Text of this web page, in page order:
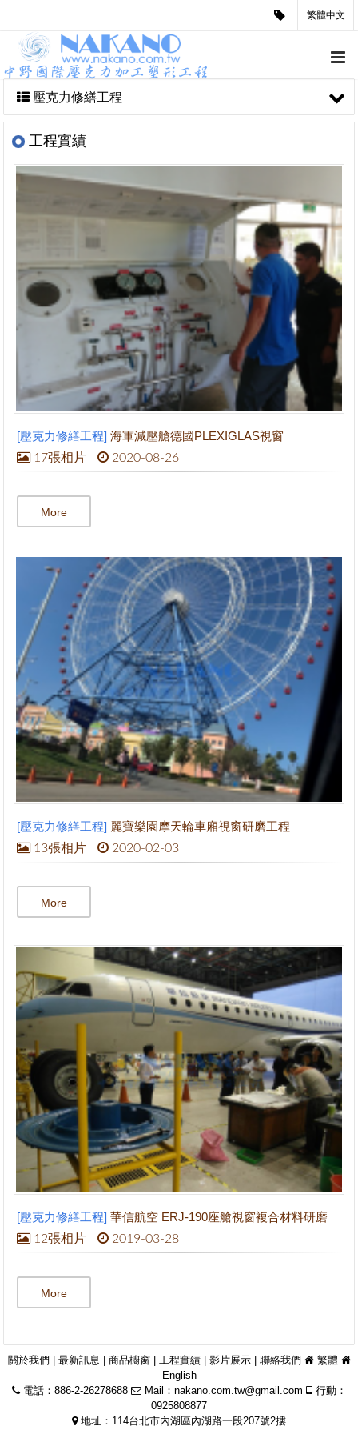
繁體中文
壓克力修繕工程
工程實績
[壓克力修繕工程] 海軍減壓艙德國PLEXIGLAS視窗
17張相片 2020-08-26
More
[壓克力修繕工程] 麗寶樂園摩天輪車廂視窗研磨工程
13張相片 2020-02-03
More
[壓克力修繕工程] 華信航空 ERJ-190座艙視窗複合材料研磨
12張相片 2019-03-28
More
關於我們 最新訊息 商品櫥窗| 工程實績| 影片展示| 聯絡我們
繁體
English
電話：886-2-26278688
Mail： nakano.com.tw@gmail.com
行動：
0925808877
地址：114台北市內湖區內湖路一段207號2摟